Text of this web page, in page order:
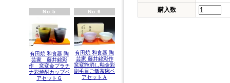
No.5
有田焼 和食器 陶
芸家 藤井錦彩
作 窯変金プラチ
ナ彩焼酎カップペ
アセットＧ
No.6
有田焼 和食器 陶
芸家 藤井錦彩作
窯変艶消し釉金彩
刷毛目ご飯茶碗ペ
アセットＡ
購入数